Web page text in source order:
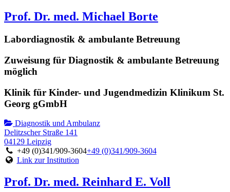
Prof. Dr. med. Michael Borte
Labordiagnostik & ambulante Betreuung
Zuweisung für Diagnostik & ambulante Betreuung
möglich
Klinik für Kinder- und Jugendmedizin Klinikum St.
Georg gGmbH
Diagnostik und Ambulanz
Delitzscher Straße 141
04129 Leipzig
+49 (0)341/909-3604+49 (0)341/909-3604
Link zur Institution
Prof. Dr. med. Reinhard E. Voll